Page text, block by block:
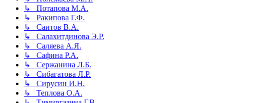
↳ Потапова М.А.
↳ Ракипова Г.Ф.
↳ Саитов В.А.
↳ Салахитдинова Э.Р.
↳ Саляева А.Я.
↳ Сафина Р.А.
↳ Сержанина Л.Б.
↳ Сибагатова Л.Р.
↳ Сирусин И.Н.
↳ Теплова О.А.